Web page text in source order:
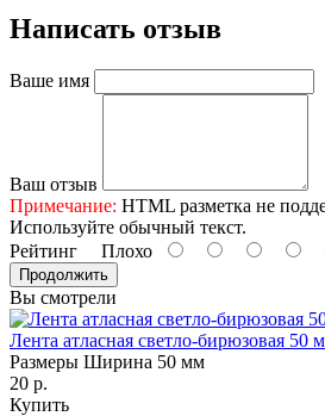
Написать отзыв
Ваше имя
Ваш отзыв
Примечание: HTML разметка не
Используйте обычный текст.
Рейтинг Плохо
Продолжить
Вы смотрели
Лента атласная светло-бирюзовая 50
Размеры Ширина 50 мм
20 р.
Купить